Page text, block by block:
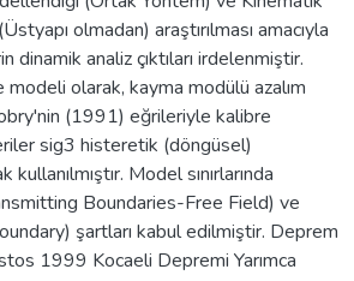
olmadan) araştırılması amacıyla
dinamik analiz çıktıları irdelenmiştir.
olarak, kayma modülü azalım
(1991) eğrileriyle kalibre
sig3 histeretik (döngüsel)
Model sınırlarında
Boundaries-Free Field) ve
şartları kabul edilmiştir. Deprem
1999 Kocaeli Depremi Yarımca